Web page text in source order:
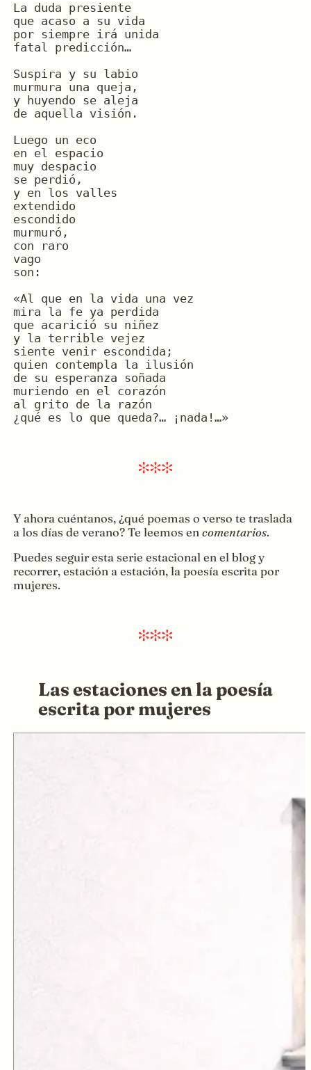
La duda presiente
que acaso a su vida
por siempre irá unida
fatal predicción…
Suspira y su labio
murmura una queja,
y huyendo se aleja
de aquella visión.
Luego un eco
en el espacio
muy despacio
se perdió,
y en los valles
extendido
escondido
murmuró,
con raro
vago
son:
«Al que en la vida una vez
mira la fe ya perdida
que acarició su niñez
y la terrible vejez
siente venir escondida;
quien contempla la ilusión
de su esperanza soñada
muriendo en el corazón
al grito de la razón
¿qué es lo que queda?… ¡nada!…»
Y ahora cuéntanos, ¿qué poemas o verso te traslada
a los días de verano? Te leemos en comentarios.
Puedes seguir esta serie estacional en el blog y
recorrer, estación a estación, la poesía escrita por
mujeres.
Las estaciones en la poesía
escrita por mujeres